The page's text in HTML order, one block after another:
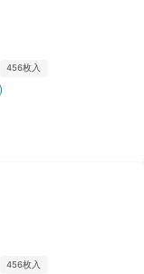
456枚入
456枚入